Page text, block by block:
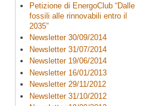
Petizione di EnergoClub “Dalle
fossili alle rinnovabili entro il
2035”
Newsletter 30/09/2014
Newsletter 31/07/2014
Newsletter 19/06/2014
Newsletter 16/01/2013
Newsletter 29/11/2012
Newsletter 31/10/2012